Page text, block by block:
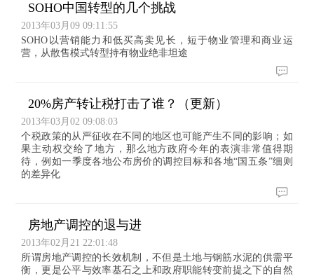
SOHO中国转型的几个挑战
2013年03月09 09:11:55
SOHO以营销能力和低买高卖见长，短于物业管理和商业运
营，从散售模式转型持有物业绝非坦途
20%房产转让税打击了谁？（更新）
2013年03月02 09:08:03
个税政策的从严征收在不同的地区也可能产生不同的影响；如
果主动权交给了地方，那么地方政府今年的表演非常值得期
待，例如一季度各地公布房价的调控目标和各地“国五条”细则
的差异化
房地产调控的退与进
2013年02月21 22:01:48
所谓房地产调控的长效机制，不但是土地与钢筋水泥的供需平
衡，更是公平与效率基石之上和政府职能转变前提之下的自然